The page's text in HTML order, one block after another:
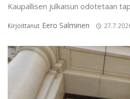
Kaupallisen julkaisun odotetaan
Kirjoittanut Eero Salminen